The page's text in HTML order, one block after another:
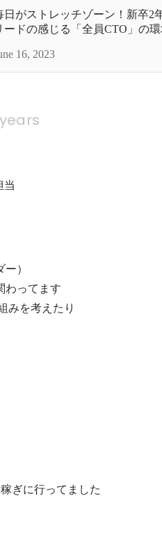
日がストレッチゾーン！新卒2
ードの感じる「全員CTO」の
16, 2023
当
）
わってます
みを考えたり
ぎに行ってました